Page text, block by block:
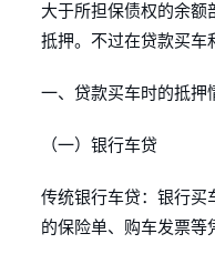
大于所担保债权的余额
抵押。不过在贷款买车
一、贷款买车时的抵押
（一）银行车贷
传统银行车贷：银行买
的保险单、购车发票等